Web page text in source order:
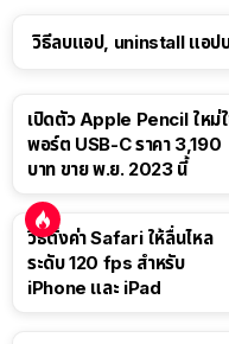
วิธีลบแอป, uninstall แอป
เปิดตัว Apple Pencil ใหม่
พอร์ต USB-C ราคา 3,190
บาท ขาย พ.ย. 2023 นี้
วิธีตั้งค่า Safari ให้ลื่นไหล
ระดับ 120 fps สำหรับ
iPhone และ iPad